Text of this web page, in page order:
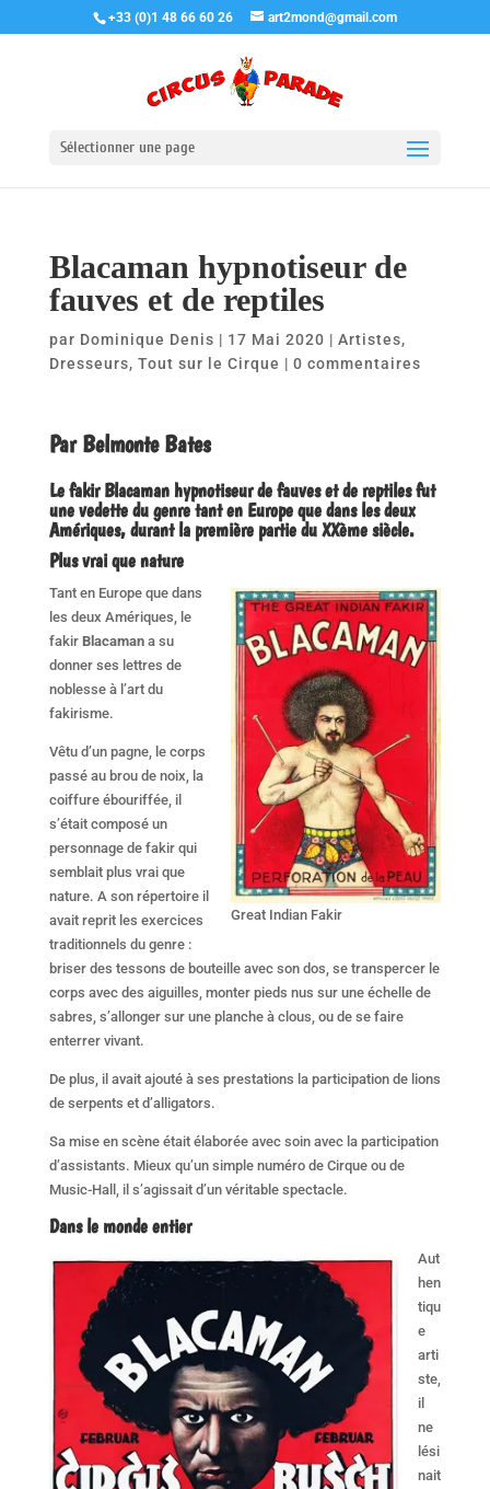
+33 (0)1 48 66 60 26 art2mond@gmail.com
Sélectionner une page
Blacaman hypnotiseur de
fauves et de reptiles
par Dominique Denis | 17 Mai 2020 | Artistes,
Dresseurs, Tout sur le Cirque | 0 commentaires
Par Belmonte Bates
Le fakir Blacaman hypnotiseur de fauves et de reptiles fut
une vedette du genre tant en Europe que dans les deux
Amériques, durant la première partie du XXème siècle.
Plus vrai que nature
Great Indian Fakir
Tant en Europe que dans
les deux Amériques, le
fakirBlacamana su
donner ses lettres de
noblesse à l’art du
fakirisme.
Vêtu d’un pagne, le corps
passé au brou de noix, la
coiffure ébouriffée, il
s’était composé un
personnage de fakir qui
semblait plus vrai que
nature. A son répertoire il
avait reprit les exercices
traditionnels du genre :
briser des tessons de bouteille avec son dos, se transpercer le
corps avec des aiguilles, monter pieds nus sur une échelle de
sabres, s’allonger sur une planche à clous, ou de se faire
enterrer vivant.
De plus, il avait ajouté à ses prestations la participation de lions
de serpents et d’alligators.
Sa mise en scène était élaborée avec soin avec la participation
d’assistants. Mieux qu’un simple numéro de Cirque ou de
Music-Hall, il s’agissait d’un véritable spectacle.
Dans le monde entier
Aut
hen
tiqu
e
arti
ste,
il
ne
lési
nait